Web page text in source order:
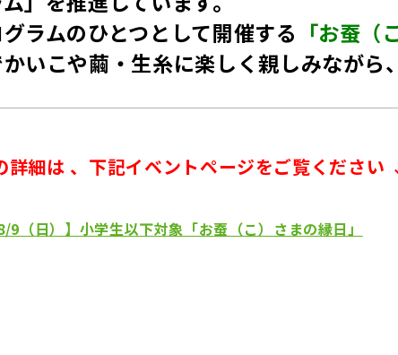
ラムのひとつとして開催する 「お蚕（
いこや繭・生糸に楽しく親しみながら
詳細は 、下記イベントページをご覧ください
9（日）】小学生以下対象「お蚕（こ）さまの縁日」